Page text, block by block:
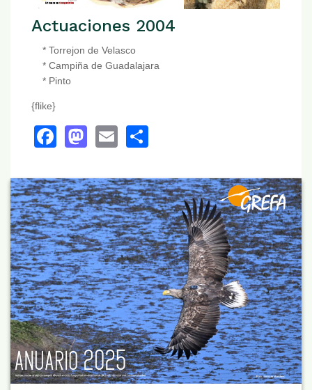
Actuaciones 2004
* Torrejon de Velasco
* Campiña de Guadalajara
* Pinto
{flike}
Facebook
Mastodon
Email